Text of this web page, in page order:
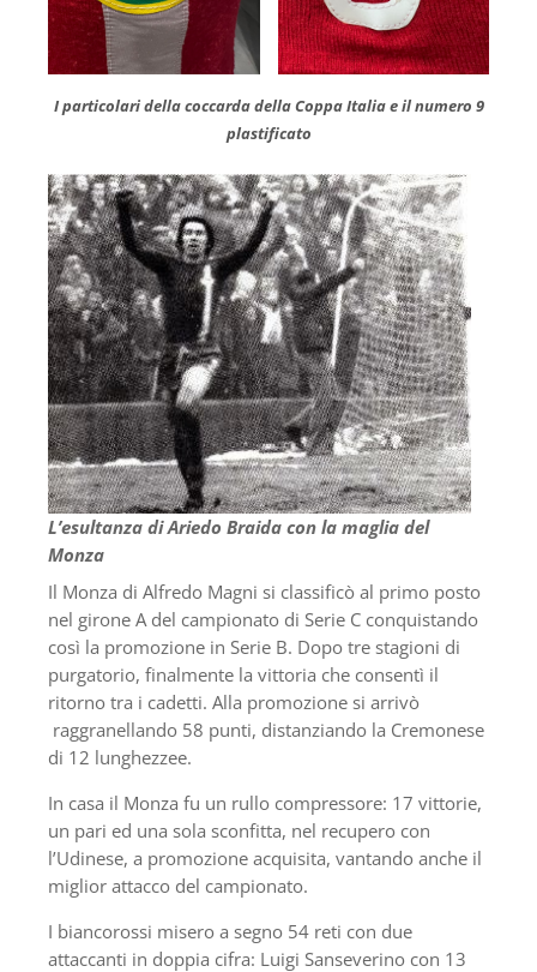
I particolari della coccarda della Coppa Italia e il numero 9
plastificato
L’esultanza di Ariedo Braida con la maglia del
Monza
Il Monza di Alfredo Magni si classificò al primo posto
nel girone A del campionato di Serie C conquistando
così la promozione in Serie B. Dopo tre stagioni di
purgatorio, finalmente la vittoria che consentì il
ritorno tra i cadetti. Alla promozione si arrivò
raggranellando 58 punti, distanziando la Cremonese
di 12 lunghezzee.
In casa il Monza fu un rullo compressore: 17 vittorie,
un pari ed una sola sconfitta, nel recupero con
l’Udinese, a promozione acquisita, vantando anche il
miglior attacco del campionato.
I biancorossi misero a segno 54 reti con due
attaccanti in doppia cifra: Luigi Sanseverino con 13